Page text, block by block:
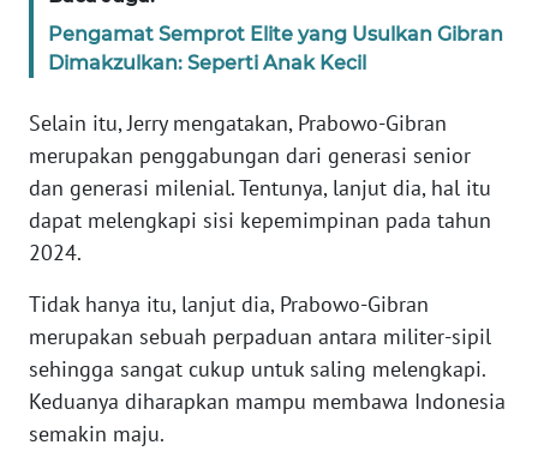
Pengamat Semprot Elite yang Usulkan Gibran
Dimakzulkan: Seperti Anak Kecil
Selain itu, Jerry mengatakan, Prabowo-Gibran
merupakan penggabungan dari generasi senior
dan generasi milenial. Tentunya, lanjut dia, hal itu
dapat melengkapi sisi kepemimpinan pada tahun
2024.
Tidak hanya itu, lanjut dia, Prabowo-Gibran
merupakan sebuah perpaduan antara militer-sipil
sehingga sangat cukup untuk saling melengkapi.
Keduanya diharapkan mampu membawa Indonesia
semakin maju.
WN
JAKARTA
WN
JABAR
WN
BANTEN
NTT
WN
KEPRI